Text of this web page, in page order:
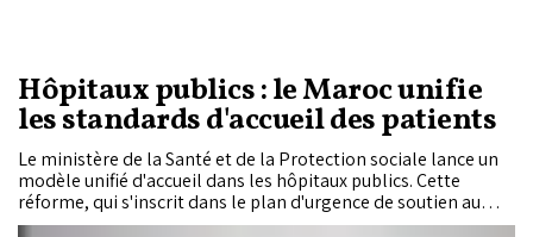
Hôpitaux publics : le Maroc unifie
les standards d'accueil des patients
Le ministère de la Santé et de la Protection sociale lance un
modèle unifié d'accueil dans les hôpitaux publics. Cette
réforme, qui s'inscrit dans le plan d'urgence de soutien au
secteur de la santé, vise à fluidifier l'orientation des patients,